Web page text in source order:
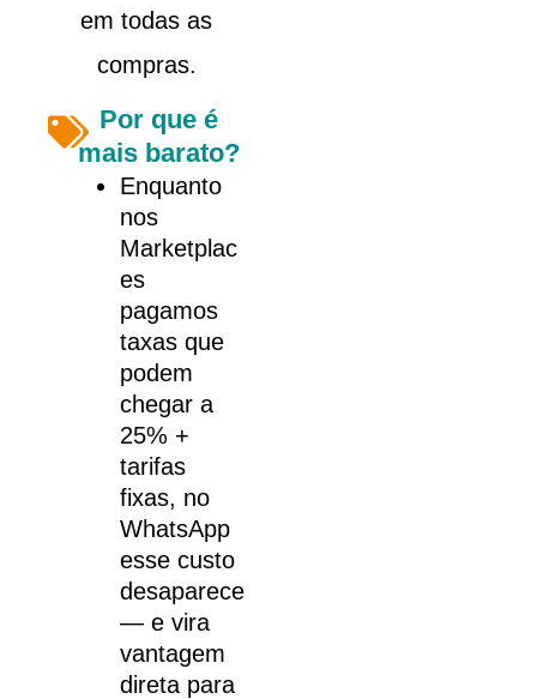
em todas as
compras.
Por que é
mais barato?
Enquanto
nos
Marketplac
es
pagamos
taxas que
podem
chegar a
25% +
tarifas
fixas, no
WhatsApp
esse custo
desaparece
— e vira
vantagem
direta para